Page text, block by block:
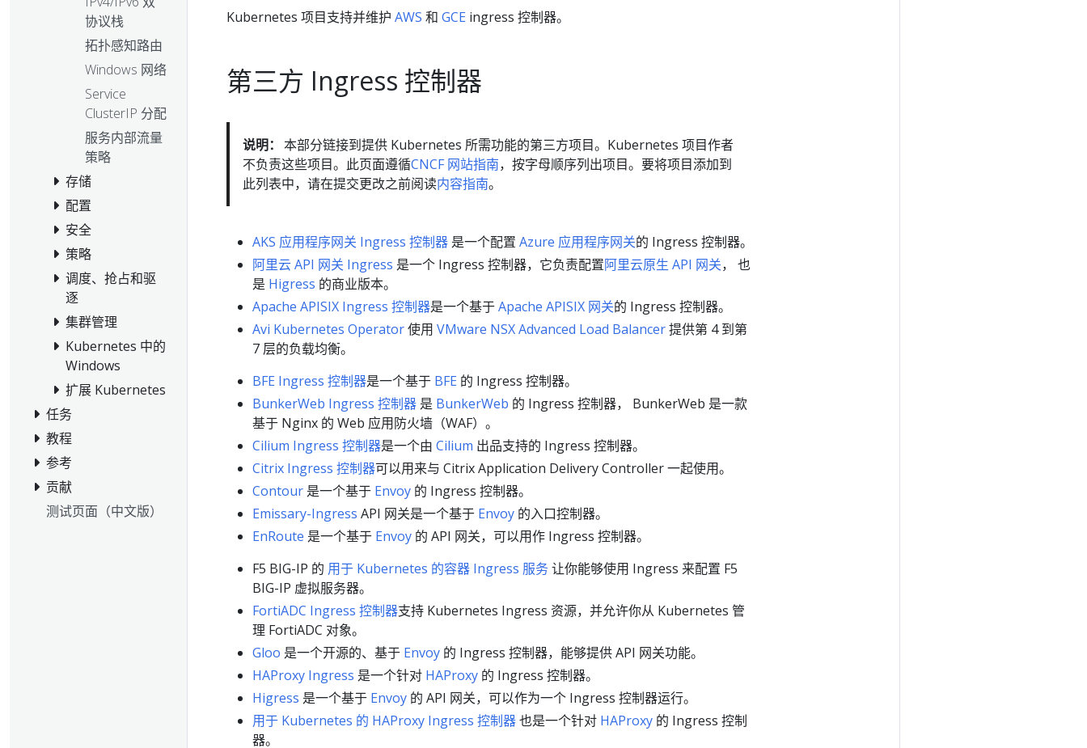
协议栈
拓扑感知路由
Windows 网络
Service
ClusterIP 分配
服务内部流量
策略
存储
配置
安全
策略
调度、抢占和驱
逐
集群管理
Kubernetes 中的
Windows
扩展 Kubernetes
任务
教程
参考
贡献
测试页面（中文版）
Kubernetes 项目支持并维护 AWS 和 GCE ingress 控制器。
第三方 Ingress 控制器
说明： 本部分链接到提供 Kubernetes 所需功能的第三方项目。Kubernetes 项目作者
不负责这些项目。此页面遵循CNCF 网站指南，按字母顺序列出项目。要将项目添加到
此列表中，请在提交更改之前阅读内容指南。
AKS 应用程序网关 Ingress 控制器 是一个配置 Azure 应用程序网关的 Ingress 控制器。
阿里云 API 网关 Ingress 是一个 Ingress 控制器，它负责配置阿里云原生 API 网关， 也
是 Higress 的商业版本。
Apache APISIX Ingress 控制器是一个基于Apache APISIX 网关的 Ingress 控制器。
Avi Kubernetes Operator使用 VMware NSX Advanced Load Balancer提供第 4 到第
7 层的负载均衡。
BFE Ingress 控制器是一个基于 BFE 的 Ingress 控制器。
BunkerWeb Ingress 控制器 是 BunkerWeb 的 Ingress 控制器， BunkerWeb 是一款
基于 Nginx 的 Web 应用防火墙（WAF）。
Cilium Ingress 控制器是一个由 Cilium 出品支持的 Ingress 控制器。
Citrix Ingress 控制器可以用来与 Citrix Application Delivery Controller 一起使用。
Contour 是一个基于 Envoy 的 Ingress 控制器。
Emissary-Ingress API 网关是一个基于 Envoy 的入口控制器。
EnRoute 是一个基于 Envoy 的 API 网关，可以用作 Ingress 控制器。
F5 BIG-IP 的 用于 Kubernetes 的容器 Ingress 服务让你能够使用 Ingress 来配置 F5
BIG-IP 虚拟服务器。
FortiADC Ingress 控制器支持 Kubernetes Ingress 资源，并允许你从 Kubernetes 管
理 FortiADC 对象。
Gloo 是一个开源的、基于 Envoy 的 Ingress 控制器，能够提供 API 网关功能。
HAProxy Ingress 是一个针对 HAProxy 的 Ingress 控制器。
Higress 是一个基于 Envoy 的 API 网关，可以作为一个 Ingress 控制器运行。
用于 Kubernetes 的 HAProxy Ingress 控制器也是一个针对 HAProxy 的 Ingress 控制
器。